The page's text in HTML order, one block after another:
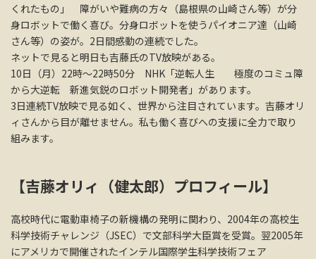
くれたもの」 障がいや難病の方々（島根県の山崎さん等）が分
身ロボットで働く喜び。分身ロボットを使うパイオニア達（山崎
さん等）の姿が。2日間感動の連続でした。
ネットで見ると明日も吉藤氏のTV放映がある。
10日（月）22時～22時50分 NHK「逆転人生 極度のコミュ障
から大逆転 新進気鋭のロボット開発者」があります。
3日連続TV放映で見る如く、世界から注目されています。吉藤オリ
ィさんから目が離せません。私も働く喜びへの支援に全力で取り
組みます。
【吉藤オリィ（健太郎）プロフィール】
高校時代に電動車椅子の新機構の発明に関わり、2004年の高校生
科学技術チャレンジ（JSEC）で文部科学大臣賞を受賞。翌2005年
にアメリカで開催されたインテル国際学生科学技術フェア